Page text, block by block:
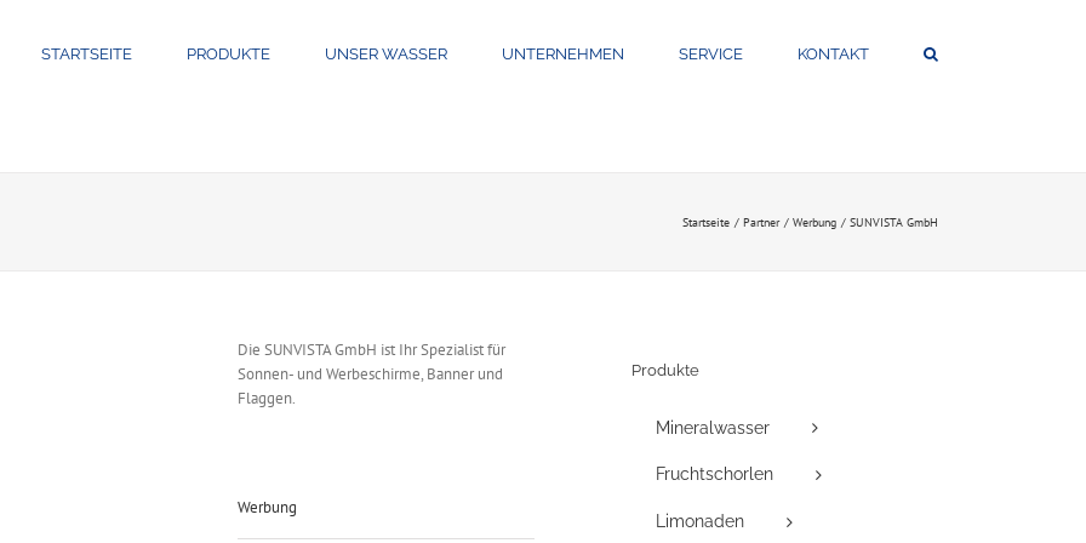
STARTSEITE PRODUKTE UNSER WASSER UNTERNEHMEN SERVICE KONTAKT
Startseite Partner Werbung SUNVISTA GmbH
Die SUNVISTA GmbH ist Ihr Spezialist für
Sonnen- und Werbeschirme, Banner und
Flaggen.
Werbung
Produkte
Mineralwasser
Fruchtschorlen
Limonaden